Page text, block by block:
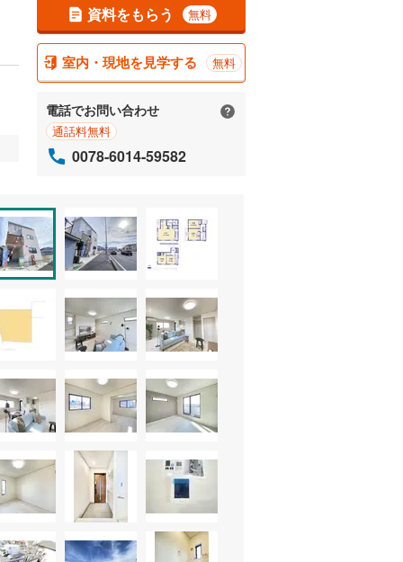
資料をもらう 無料
室内・現地を見学する 無料
電話でお問い合わせ
通話料無料
0078-6014-59582